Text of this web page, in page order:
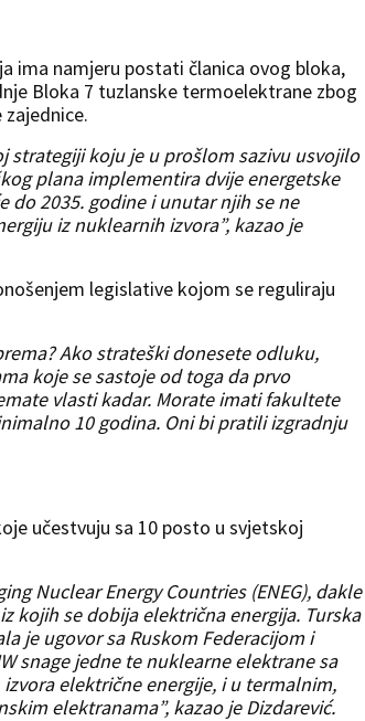
ima namjeru postati članica ovog bloka,
Bloka 7 tuzlanske termoelektrane zbog
strategiji koju je u prošlom sazivu usvojilo
plana implementira dvije energetske
do 2035. godine i unutar njih se ne
iz nuklearnih izvora”, kazao je
legislative kojom se reguliraju
Ako strateški donesete odluku,
koje se sastoje od toga da prvo
vlasti kadar. Morate imati fakultete
10 godina. Oni bi pratili izgradnju
učestvuju sa 10 posto u svjetskoj
Nuclear Energy Countries (ENEG), dakle
kojih se dobija električna energija. Turska
je ugovor sa Ruskom Federacijom i
snage jedne te nuklearne elektrane sa
električne energije, i u termalnim,
elektranama”, kazao je Dizdarević.